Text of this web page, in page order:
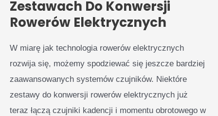
Zestawach Do Konwersji
Rowerów Elektrycznych
W miarę jak technologia rowerów elektrycznych
rozwija się, możemy spodziewać się jeszcze bardziej
zaawansowanych systemów czujników. Niektóre
zestawy do konwersji rowerów elektrycznych już
teraz łączą czujniki kadencji i momentu obrotowego w